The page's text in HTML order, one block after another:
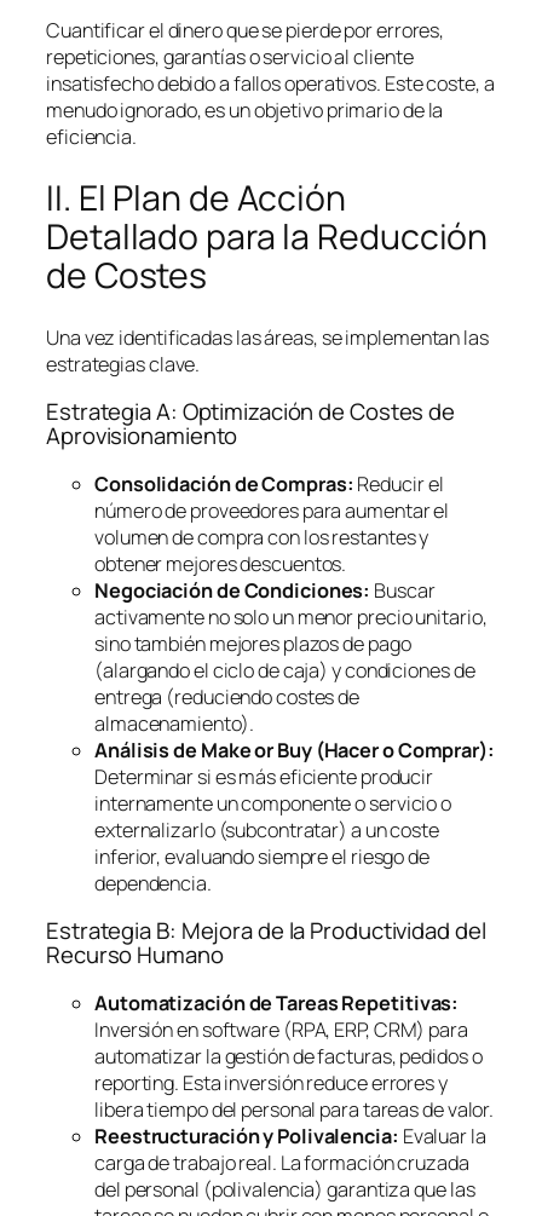
Cuantificar el dinero que se pierde por errores,
repeticiones, garantías o servicio al cliente
insatisfecho debido a fallos operativos. Este coste, a
menudo ignorado, es un objetivo primario de la
eficiencia.
II. El Plan de Acción
Detallado para la Reducción
de Costes
Una vez identificadas las áreas, se implementan las
estrategias clave.
Estrategia A: Optimización de Costes de
Aprovisionamiento
Consolidación de Compras: Reducir el
número de proveedores para aumentar el
volumen de compra con los restantes y
obtener mejores descuentos.
Negociación de Condiciones: Buscar
activamente no solo un menor precio unitario,
sino también mejores plazos de pago
(alargando el ciclo de caja) y condiciones de
entrega (reduciendo costes de
almacenamiento).
Análisis de Make or Buy(Hacer o Comprar):
Determinar si es más eficiente producir
internamente un componente o servicio o
externalizarlo (subcontratar) a un coste
inferior, evaluando siempre el riesgo de
dependencia.
Estrategia B: Mejora de la Productividad del
Recurso Humano
Automatización de Tareas Repetitivas:
Inversión ensoftware(RPA, ERP, CRM) para
automatizar la gestión de facturas, pedidos o
reporting. Esta inversión reduce errores y
libera tiempo del personal para tareas de valor.
Reestructuración y Polivalencia: Evaluar la
carga de trabajo real. La formación cruzada
del personal (polivalencia) garantiza que las